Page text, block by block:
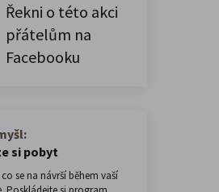
Řekni o této akci
přátelům na
Facebooku
si pobyt
se na návrší během vaší